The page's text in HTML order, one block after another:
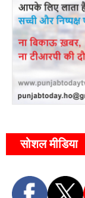
सोशल मीडिया